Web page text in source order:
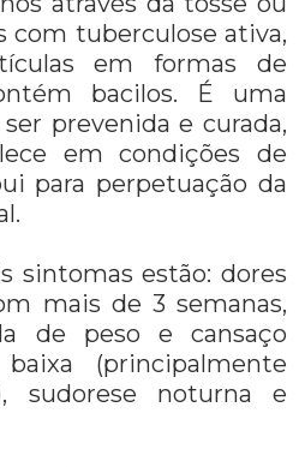
com tuberculose ativa,
em formas de
bacilos. É uma
prevenida e curada,
em condições de
para perpetuação da
sintomas estão: dores
mais de 3 semanas,
de peso e cansaço
(principalmente
sudorese noturna e